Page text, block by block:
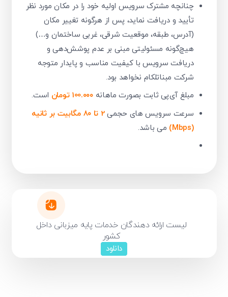
چنانچه مشترک سرویس اولیه خود را در مکان مورد نظر
تأیید و دریافت نماید، پس از هرگونه تغییر مکان
(آدرس، طبقه، موقعیت شرقی، غربی ساختمان و…)
هیچ‌گونه مسئولیتی مبنی بر عدم پوشش‌دهی و
دریافت سرویس با کیفیت مناسب و پایدار متوجه
شرکت مبناتلکام نخواهد بود.
مبلغ آی‌پی ثابت بصورت ماهانه100.۰۰۰ تومان
است.
سرعت سرویس های حجمی
2 تا ۸۰ مگابیت بر ثانیه
(Mbps)
می باشد.
لیست ارائه دهندگان خدمات پایه میزبانی داخل
کشور
دانلود